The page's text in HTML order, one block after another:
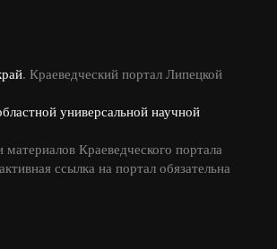
. Краеведческий портал Липецкой
универсальной научной
Краеведческого портала
ссылка на портал обязательна